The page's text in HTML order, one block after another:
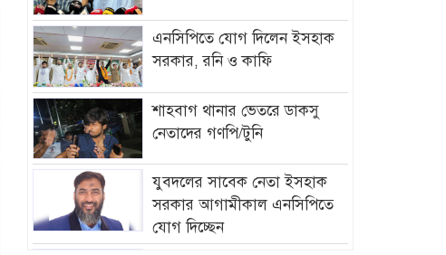
এনসিপিতে যোগ দিলেন ইসহাক
সরকার, রনি ও কাফি
শাহবাগ থানার ভেতরে ডাকসু
নেতাদের গণপি/টুনি
যুবদলের সাবেক নেতা ইসহাক
সরকার আগামীকাল এনসিপিতে
যোগ দিচ্ছেন